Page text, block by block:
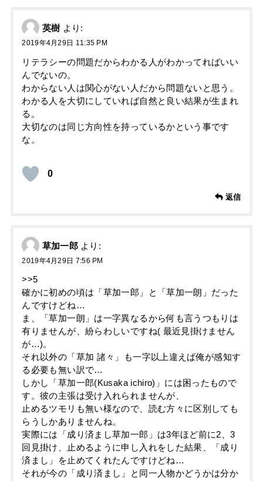
英樹 より:
2019年4月29日 11:35 PM
リテラシーの問題だからわかる人がわかってればいい
んでないの。
わからない人は関心がない人だから問題ないと思う。
わかる人を大切にしていれば自然と良い結果が生まれ
る。
大切なのは同じ方向性を持っているかという事です
な。
0
返信
草加一郎 より:
2019年4月29日 7:56 PM
>>5
確かに初めの頃は「草加一郎」と「草加一朗」だった
んですけどね…
ま、「草加一朗」は一字異なるから何も言うつもりは
有りませんが、紛らわしいですね( 最近見掛けません
が…)。
それ以外の「草加 諸々」も一字以上違えば俺が感知す
る必要も無い訳で…
しかし「草加一郎(Kusaka ichiro)」には困ったもので
す。彼の主張は受け入れられませんが、
止めるツモリも無い様なので、読む方々に区別しても
らうしかありませんね。
実際には「成り済まし草加一郎」は3年ほど前に2、3
回見掛け、止めるように申し入れをした結果、「成り
済まし」を止めてくれたんですけどね…
それが今の「成り済まし」と同一人物かどうかは分か